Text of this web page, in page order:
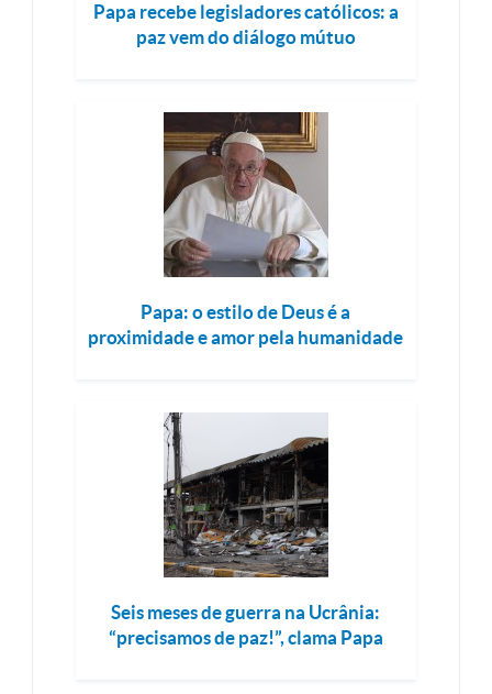
Papa recebe legisladores católicos: a
paz vem do diálogo mútuo
Papa: o estilo de Deus é a
proximidade e amor pela humanidade
Seis meses de guerra na Ucrânia:
“precisamos de paz!”, clama Papa